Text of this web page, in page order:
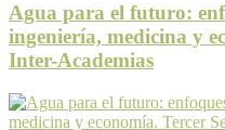
Agua para el futuro:
ingeniería, medicina y
Inter-Academias